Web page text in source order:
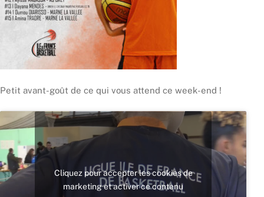
Petit avant-goût de ce qui vous attend ce week-end !
Cliquez pour accepter les cookies de
marketing et activer ce contenu